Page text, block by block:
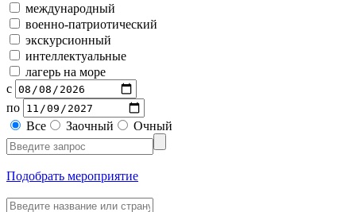
международный
военно-патриотический
экскурсионный
интеллектуальные
лагерь на море
с
по
Все
Заочный Очный
Подобрать мероприятие